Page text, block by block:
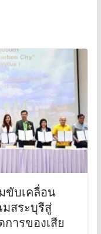
ขับเคลื่อน
สระบุรีสู่
ารของเสีย